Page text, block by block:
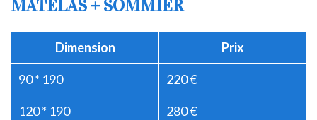
MATELAS + SOMMIER
Dimension Prix
90 * 190 220 €
120 * 190 280 €